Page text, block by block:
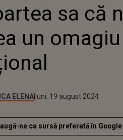
sa că
un omagiu
ELENA Publicat:
luni, 19 august 2024
ne ca sursă preferată în Google